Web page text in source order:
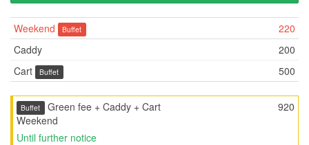
Weekend Buffet
220
Caddy
200
Cart
Buffet 500
920
Buffet Green fee + Caddy + Cart
Weekend
Until further notice